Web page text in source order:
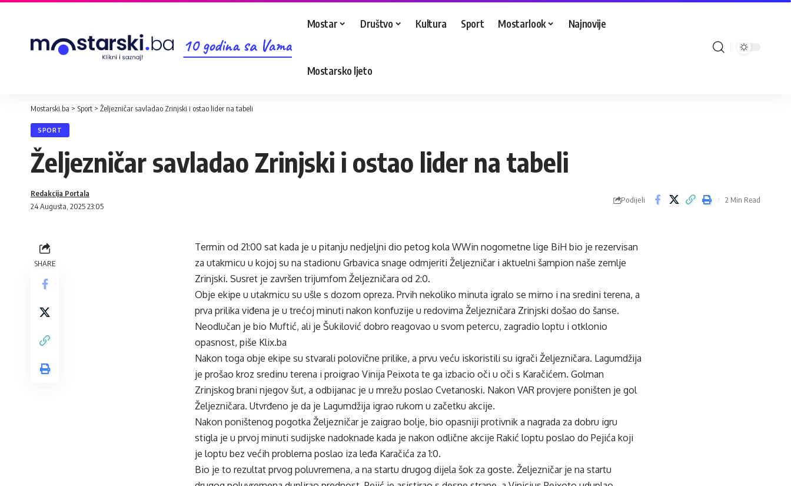
10 godina sa Vama
Mostar Društvo Kultura Sport Mostarlook Najnovije
Mostarsko ljeto
Mostarski.ba > Sport > Željezničar savladao Zrinjski i ostao lider na tabeli
SPORT
Željezničar savladao Zrinjski i ostao lider na tabeli
24 Augusta, 2025 23:05
Redakcija Portala
Podijeli 2 Min Read
SHARE
Termin od 21:00 sat kada je u pitanju nedjeljni dio petog kola WWin nogometne lige BiH bio je rezervisan
za utakmicu u kojoj su na stadionu Grbavica snage odmjeriti Željezničar i aktuelni šampion naše zemlje
Zrinjski. Susret je završen trijumfom Željezničara od 2:0.
Obje ekipe u utakmicu su ušle s dozom opreza. Prvih nekoliko minuta igralo se mirno i na sredini terena, a
prva prilika viđena je u trećoj minuti nakon konfuzije u redovima Željezničara Zrinjski došao do šanse.
Neodlučan je bio Muftić, ali je Šukilović dobro reagovao u svom petercu, zagradio loptu i otklonio
opasnost, piše Klix.ba
Nakon toga obje ekipe su stvarali polovične prilike, a prvu veću iskoristili su igrači Željezničara. Lagumdžija
je prošao kroz sredinu terena i proigrao Vinija Peixota te ga izbacio oči u oči s Karačićem. Golman
Zrinjskog brani njegov šut, a odbijanac je u mrežu poslao Cvetanoski. Nakon VAR provjere poništen je gol
Željezničara. Utvrđeno je da je Lagumdžija igrao rukom u začetku akcije.
Nakon poništenog pogotka Željezničar je zaigrao bolje, bio opasniji protivnik a nagrada za dobru igru
stigla je u prvoj minuti sudijske nadoknade kada je nakon odlične akcije Rakić loptu poslao do Pejića koji
je loptu bez većih problema poslao iza leđa Karačića za 1:0.
Bio je to rezultat prvog poluvremena, a na startu drugog dijela šok za goste. Željezničar je na startu